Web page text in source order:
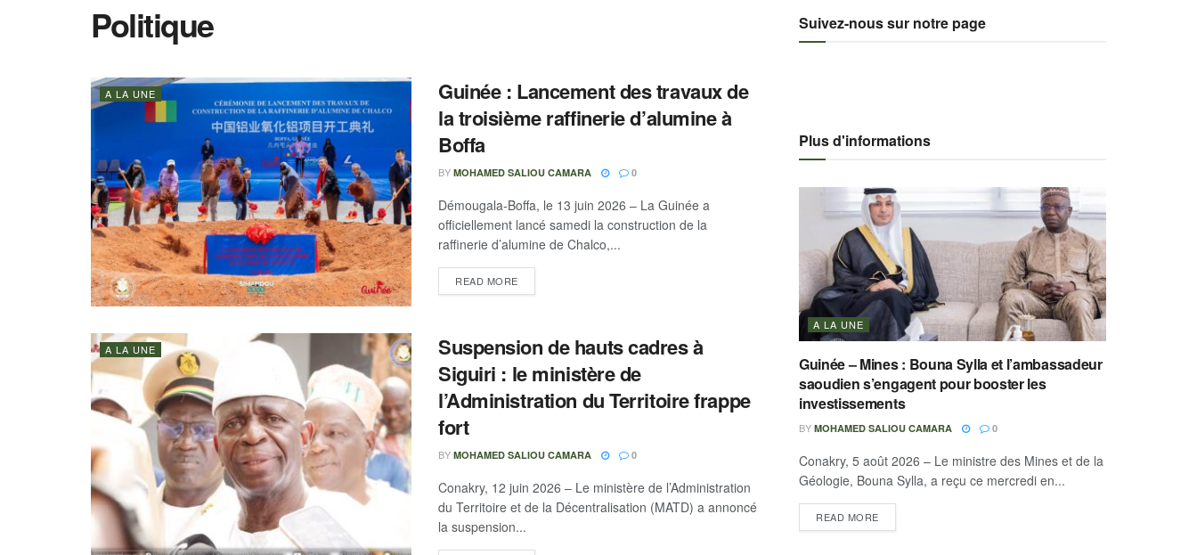
Politique
A LA UNE
Guinée : Lancement des travaux de
la troisième raffinerie d’alumine à
Boffa
BY MOHAMED SALIOU CAMARA 0
Démougala-Boffa, le 13 juin 2026 – La Guinée a
officiellement lancé samedi la construction de la
raffinerie d’alumine de Chalco,...
READ MORE
A LA UNE
Suspension de hauts cadres à
Siguiri : le ministère de
l’Administration du Territoire frappe
fort
BY MOHAMED SALIOU CAMARA 0
Conakry, 12 juin 2026 – Le ministère de l’Administration
du Territoire et de la Décentralisation (MATD) a annoncé
la suspension...
Suivez-nous sur notre page
Plus d'informations
A LA UNE
Guinée – Mines : Bouna Sylla et l’ambassadeur
saoudien s’engagent pour booster les
investissements
BY MOHAMED SALIOU CAMARA 0
Conakry, 5 août 2026 – Le ministre des Mines et de la
Géologie, Bouna Sylla, a reçu ce mercredi en...
READ MORE